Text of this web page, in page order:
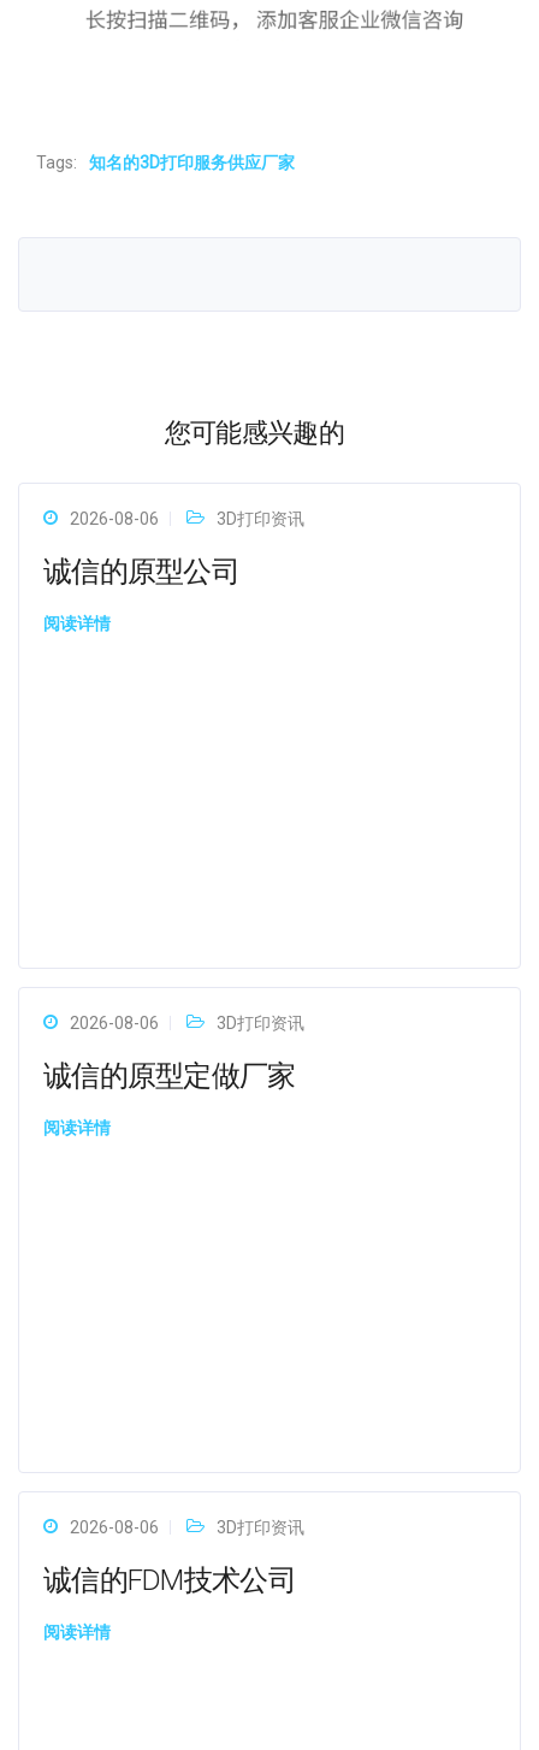
Tags: 知名的3D打印服务供应厂家
您可能感兴趣的
2026-08-06 3D打印资讯
诚信的原型公司
阅读详情
2026-08-06 3D打印资讯
诚信的原型定做厂家
阅读详情
2026-08-06 3D打印资讯
诚信的FDM技术公司
阅读详情